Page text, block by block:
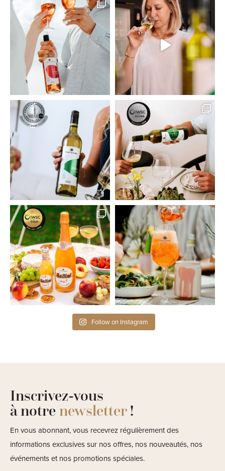
Follow on Instagram
Inscrivez-vous
à notrenewsletter!
En vous abonnant, vous recevrez régulièrement des
informations exclusives sur nos offres, nos nouveautés, nos
événements et nos promotions spéciales.